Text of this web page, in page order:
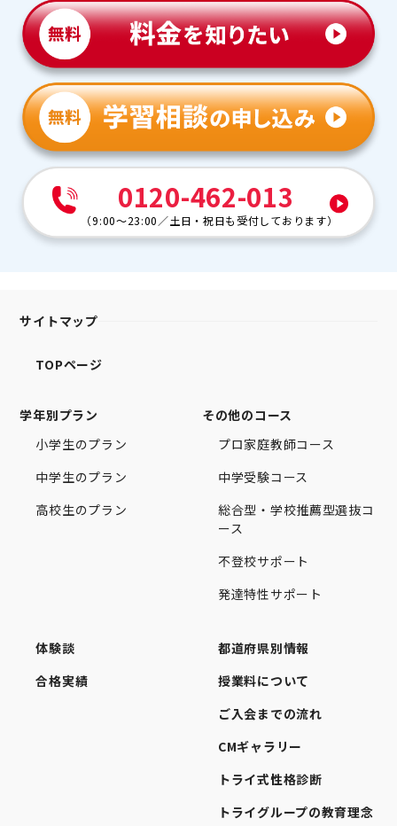
0120-462-013
（9:00～23:00 ／土日・祝日も受付しております）
サイトマップ
TOPページ
学年別プラン
小学生のプラン
中学生のプラン
高校生のプラン
その他のコース
プロ家庭教師コース
中学受験コース
総合型・学校推薦型選抜コ
ース
不登校サポート
発達特性サポート
体験談
合格実績
都道府県別情報
授業料について
ご入会までの流れ
CMギャラリー
トライ式性格診断
トライグループの教育理念